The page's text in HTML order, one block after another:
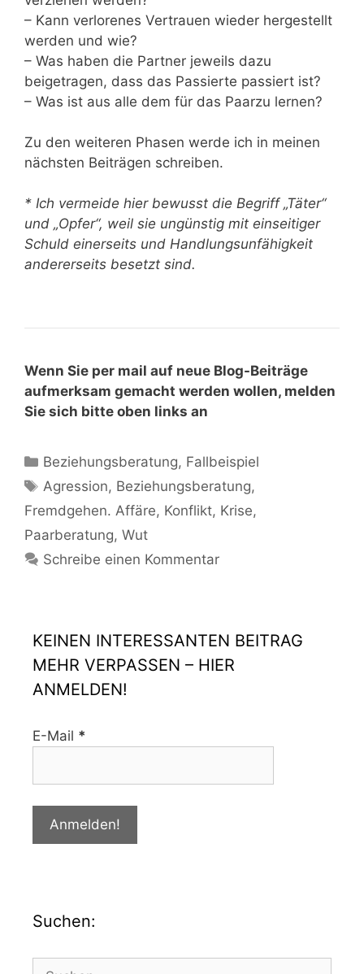
– Kann verlorenes Vertrauen wieder hergestellt
werden und wie?
– Was haben die Partner jeweils dazu
beigetragen, dass das Passierte passiert ist?
– Was ist aus alle dem für das Paarzu lernen?
Zu den weiteren Phasen werde ich in meinen
nächsten Beiträgen schreiben.
* Ich vermeide hier bewusst die Begriff „Täter“
und „Opfer“, weil sie ungünstig mit einseitiger
Schuld einerseits und Handlungsunfähigkeit
andererseits besetzt sind.
Wenn Sie per mail auf neue Blog-Beiträge
aufmerksam gemacht werden wollen, melden
Sie sich bitte oben links an
Beziehungsberatung, Fallbeispiel
Agression, Beziehungsberatung,
Fremdgehen. Affäre, Konflikt, Krise,
Paarberatung, Wut
Schreibe einen Kommentar
KEINEN INTERESSANTEN BEITRAG
MEHR VERPASSEN – HIER
ANMELDEN!
E-Mail *
Suchen: